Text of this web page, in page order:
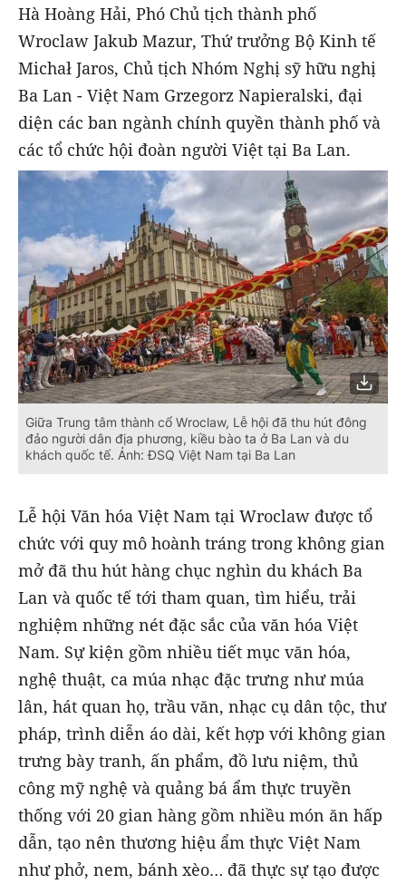
Hà Hoàng Hải, Phó Chủ tịch thành phố
Wroclaw Jakub Mazur, Thứ trưởng Bộ Kinh tế
Michał Jaros, Chủ tịch Nhóm Nghị sỹ hữu nghị
Ba Lan - Việt Nam Grzegorz Napieralski, đại
diện các ban ngành chính quyền thành phố và
các tổ chức hội đoàn người Việt tại Ba Lan.
Giữa Trung tâm thành cổ Wroclaw, Lễ hội đã thu hút đông
đảo người dân địa phương, kiều bào ta ở Ba Lan và du
khách quốc tế. Ảnh: ĐSQ Việt Nam tại Ba Lan
Lễ hội Văn hóa Việt Nam tại Wroclaw được tổ
chức với quy mô hoành tráng trong không gian
mở đã thu hút hàng chục nghìn du khách Ba
Lan và quốc tế tới tham quan, tìm hiểu, trải
nghiệm những nét đặc sắc của văn hóa Việt
Nam. Sự kiện gồm nhiều tiết mục văn hóa,
nghệ thuật, ca múa nhạc đặc trưng như múa
lân, hát quan họ, trầu văn, nhạc cụ dân tộc, thư
pháp, trình diễn áo dài, kết hợp với không gian
trưng bày tranh, ấn phẩm, đồ lưu niệm, thủ
công mỹ nghệ và quảng bá ẩm thực truyền
thống với 20 gian hàng gồm nhiều món ăn hấp
dẫn, tạo nên thương hiệu ẩm thực Việt Nam
như phở, nem, bánh xèo… đã thực sự tạo được